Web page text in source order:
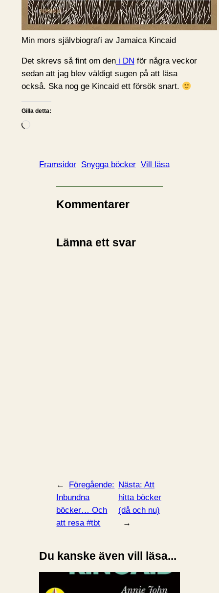
Min mors självbiografi av Jamaica Kincaid
Det skrevs så fint om deni DN för några veckor
sedan att jag blev väldigt sugen på att läsa
också. Ska nog ge Kincaid ett försök snart.
Gilla detta:
L
Framsidor Snygga böcker Vill läsa
Kommentarer
Lämna ett svar
←
Föregående:
Inbundna
böcker… Och
att resa #tbt
Nästa:Att
hitta böcker
(då och nu)
→
Du kanske även vill läsa...